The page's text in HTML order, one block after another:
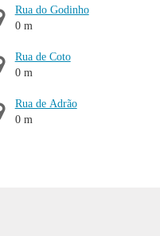
Rua do Godinho
0 m
Rua de Coto
0 m
Rua de Adrão
0 m